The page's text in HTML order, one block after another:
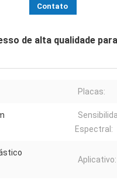
Contato
de alta qualidade
Placas:
Espectral:
Aplicativo: